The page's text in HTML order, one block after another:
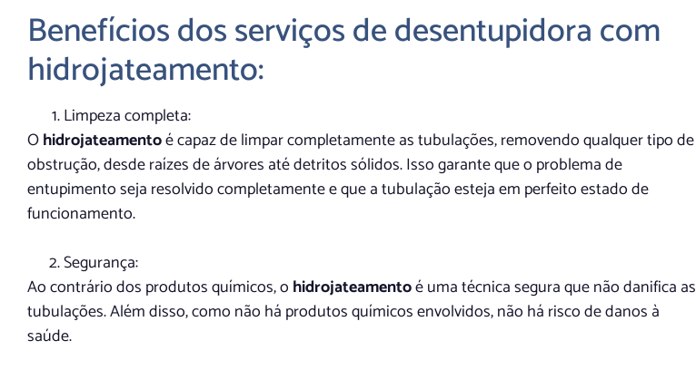
Benefícios dos serviços de desentupidora com
hidrojateamento:
Limpeza completa:
Ohidrojateamentoé capaz de limpar completamente as tubulações, removendo qualquer tipo de
obstrução, desde raízes de árvores até detritos sólidos. Isso garante que o problema de
entupimento seja resolvido completamente e que a tubulação esteja em perfeito estado de
funcionamento.
Segurança:
Ao contrário dos produtos químicos, o hidrojateamentoé uma técnica segura que não danifica as
tubulações. Além disso, como não há produtos químicos envolvidos, não há risco de danos à
saúde.